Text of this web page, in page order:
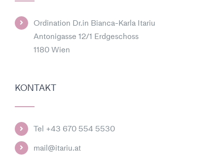
Ordination Dr.in Bianca-Karla Itariu
Antonigasse 12/1 Erdgeschoss
1180 Wien
KONTAKT
Tel +43 670 554 5530
mail@itariu.at